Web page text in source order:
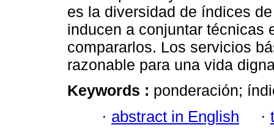
es la diversidad de índices
inducen a conjuntar técnicas
compararlos. Los servicios
razonable para una vida
Keywords : ponderación;
· abstract in English ·